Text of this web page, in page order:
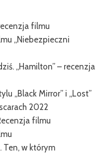
filmu
„Niebezpieczni
„Hamilton” – recenzja
„Black Mirror” i „Lost”
2022
filmu
Ten, w którym